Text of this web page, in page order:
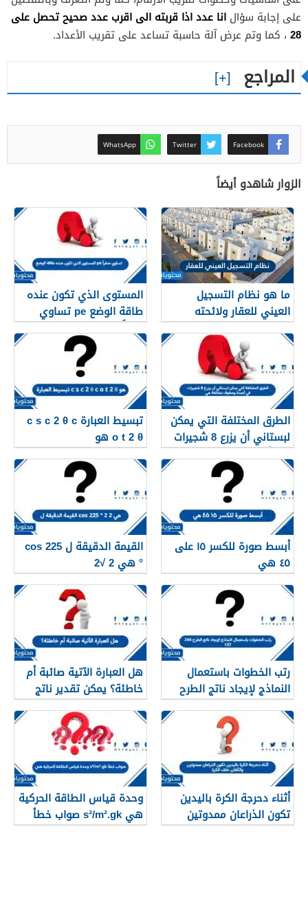
على إجابة سؤال انا عدد اذا قربته الى اقرب عدد صحيح تحصل على
28، كما وتم عرض آلة حاسبة تساعد على تقريب الأعداد.
المراجع
Facebook
Twitter
WhatsApp
الزوار شاهدو أيضاً
ما هو نظام التسجيل
العيني للعقار ولائحته
التنفيذية 1448
المستوى الذي تكون عنده
طاقة الوضع pe تساوي
صفراً
الطرق المختلفة التي يمكن
لبستاني أن يزرع 8 شجيرات
في أعمدة وصفوف مختلفة
هي
تبسيط العبارة c s c 2 θ c
o t 2 θ هو
أبسط صورة للكسر ١٥ على
٤٥ هي
القيمة الدقيقة ل cos 225
° هي 2 √2
رتب الخطوات باستعمال
النماذج لإيجاد ناتج الطرح
244 137
هل العبارة الآتية صائبة أم
خاطئة؟ يمكن تقدير ناتج
الطرح ٥٨٦ – ١١٨ بالعدد ٥٠٠
أثناء دحرجة الكرة باليدين
تكون الذراعان ممدوتين
والكفان خلف الكرة
وحدة قياس الطاقة الحركية
هي s²/m².gk صواب خطأ